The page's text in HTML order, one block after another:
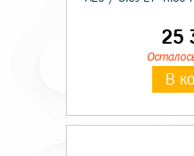
25
В